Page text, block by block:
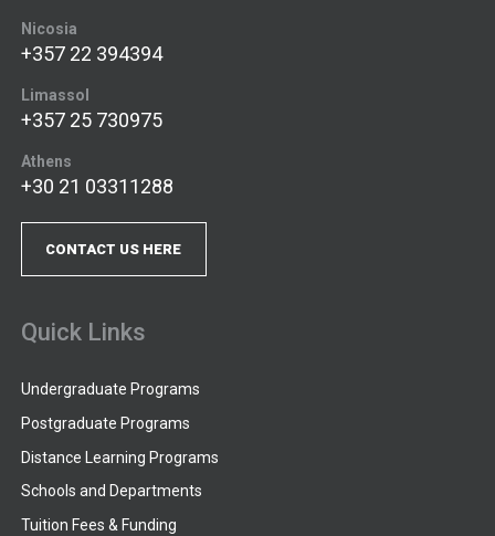
Nicosia
+357 22 394394
Limassol
+357 25 730975
Athens
+30 21 03311288
CONTACT US HERE
Quick Links
Undergraduate Programs
Postgraduate Programs
Distance Learning Programs
Schools and Departments
Tuition Fees & Funding